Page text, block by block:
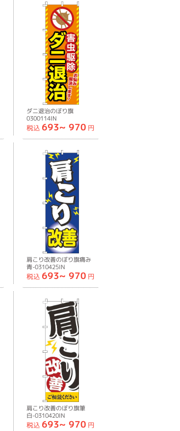
ダニ退治のぼり旗
0300114IN
税込 693~ 970 円
肩こり改善のぼり旗痛み
青-0310425IN
税込 693~ 970 円
肩こり改善のぼり旗筆
白-0310420IN
税込 693~ 970 円